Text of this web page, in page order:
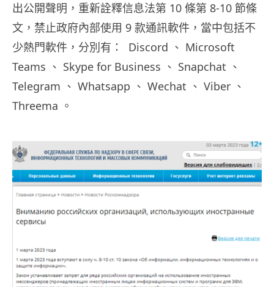
出公開聲明，重新詮釋信息法第 10 條第 8-10 節條
文，禁止政府內部使用 9 款通訊軟件，當中包括不
少熱門軟件，分別有： Discord 、 Microsoft
Teams 、 Skype for Business 、 Snapchat 、
Telegram 、 Whatsapp 、 Wechat 、 Viber 、
Threema 。